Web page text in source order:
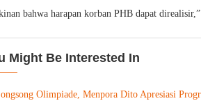
bahwa harapan korban PHB dapat
Might Be Interested In
Olimpiade, Menpora Dito Apresiasi